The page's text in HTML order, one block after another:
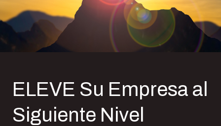
ELEVE Su Empresa al
Siguiente Nivel